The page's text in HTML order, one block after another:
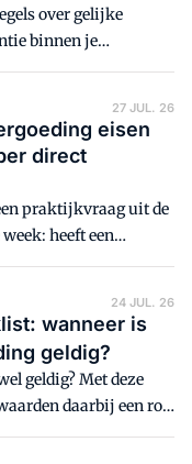
over gelijke
binnen je
met deze faq.
27 JUL. 26
eisen
direct
praktijkvraag uit de
heeft een
als een
de geldende
24 JUL. 26
wanneer is
geldig?
geldig? Met deze
daarbij een rol